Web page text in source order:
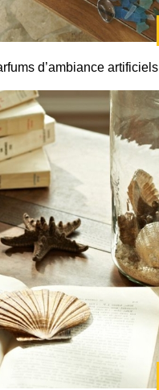
d’ambiance artificiels